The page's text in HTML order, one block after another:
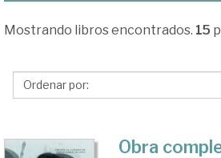
la
Editorial
Textos
Mostrando libros encontrados. 15
Obra